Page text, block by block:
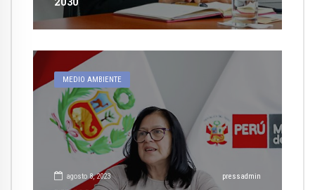
MEDIO AMBIENTE
agosto 8, 2023 pressadmin